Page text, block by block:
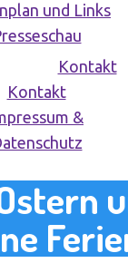
und Links
Kontakt
Kontakt
&